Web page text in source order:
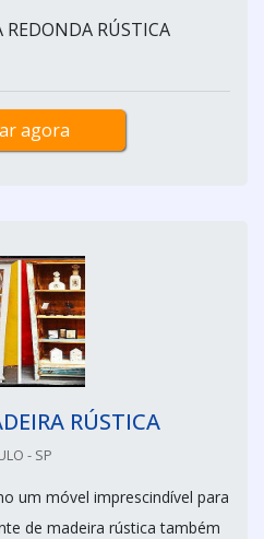
REDONDA RÚSTICA
agora
RÚSTICA
- SP
um móvel imprescindível para
de madeira rústica também